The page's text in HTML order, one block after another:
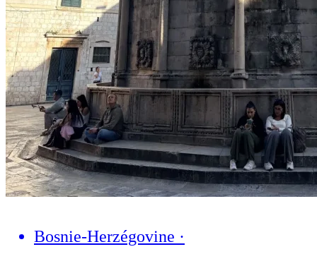
Bosnie-Herzégovine ·